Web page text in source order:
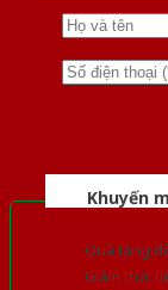
Khuyến
Quà tặng
Giảm trực